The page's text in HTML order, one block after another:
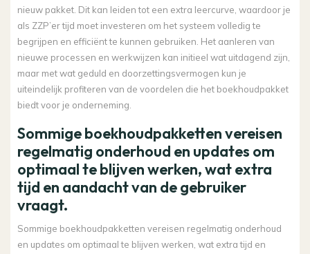
nieuw pakket. Dit kan leiden tot een extra leercurve, waardoor je
als ZZP’er tijd moet investeren om het systeem volledig te
begrijpen en efficiënt te kunnen gebruiken. Het aanleren van
nieuwe processen en werkwijzen kan initieel wat uitdagend zijn,
maar met wat geduld en doorzettingsvermogen kun je
uiteindelijk profiteren van de voordelen die het boekhoudpakket
biedt voor je onderneming.
Sommige boekhoudpakketten vereisen
regelmatig onderhoud en updates om
optimaal te blijven werken, wat extra
tijd en aandacht van de gebruiker
vraagt.
Sommige boekhoudpakketten vereisen regelmatig onderhoud
en updates om optimaal te blijven werken, wat extra tijd en